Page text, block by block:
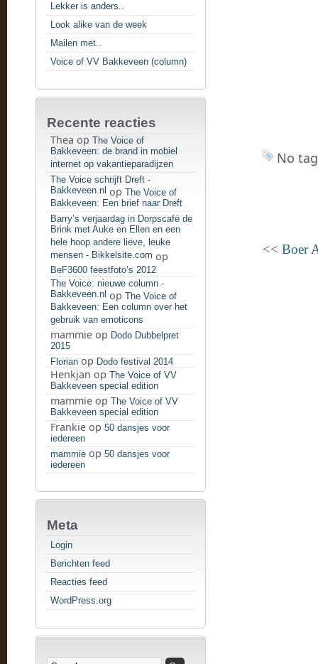
Lekker is anders..
Look alike van de week
Mailen met..
Voice of VV Bakkeveen (column)
Recente reacties
Thea op The Voice of
Bakkeveen: de brand in mobiel
internet op vakantieparadijzen
The Voice schrijft Dreft -
Bakkeveen.nl op The Voice of
Bakkeveen: Een brief naar Dreft
Barry’s verjaardag in Dorpscafé de
Brink met Auke en Ellen en een
hele hoop andere lieve, leuke
mensen - Bikkelsite.com op
BeF3600 feestfoto’s 2012
The Voice: nieuwe column -
Bakkeveen.nl op The Voice of
Bakkeveen: Een column over het
gebruik van emoticons
mammie op Dodo Dubbelpret
2015
Florian op Dodo festival 2014
Henkjan op The Voice of VV
Bakkeveen special edition
mammie op The Voice of VV
Bakkeveen special edition
Frankie op 50 dansjes voor
iedereen
mammie op 50 dansjes voor
iedereen
Meta
Login
Berichten feed
Reacties feed
WordPress.org
No
<< Boer